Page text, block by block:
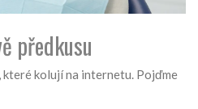
předkusu
kolují na internetu. Pojďme